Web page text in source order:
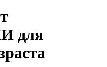
для